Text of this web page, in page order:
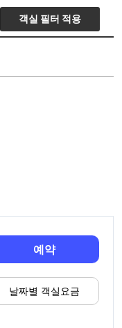
객실 필터 적용
예약
날짜별 객실요금